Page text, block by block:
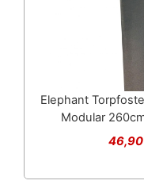
Elephant
Modular
46,90